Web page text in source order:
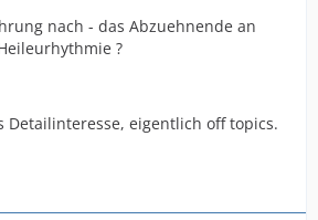
nach - das Abzuehnende an
?
Detailinteresse, eigentlich off topics.